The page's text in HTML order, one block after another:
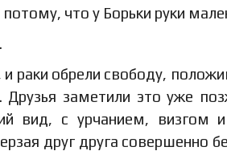
что у Борьки руки
раки обрели свободу,
Друзья заметили это уже
вид, с урчанием, визгом
друг друга совершенно